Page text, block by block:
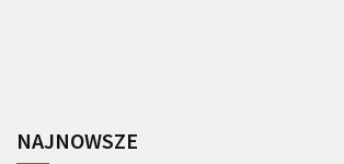
NAJNOWSZE